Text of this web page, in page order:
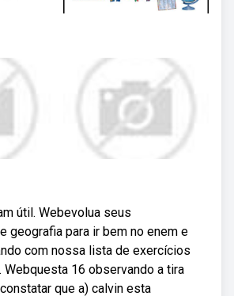
útil. Webevolua seus
geografia para ir bem no enem e
com nossa lista de exercícios
Webquesta 16 observando a tira
que a) calvin esta